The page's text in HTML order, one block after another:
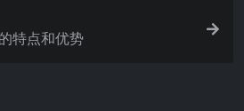
特点和优势